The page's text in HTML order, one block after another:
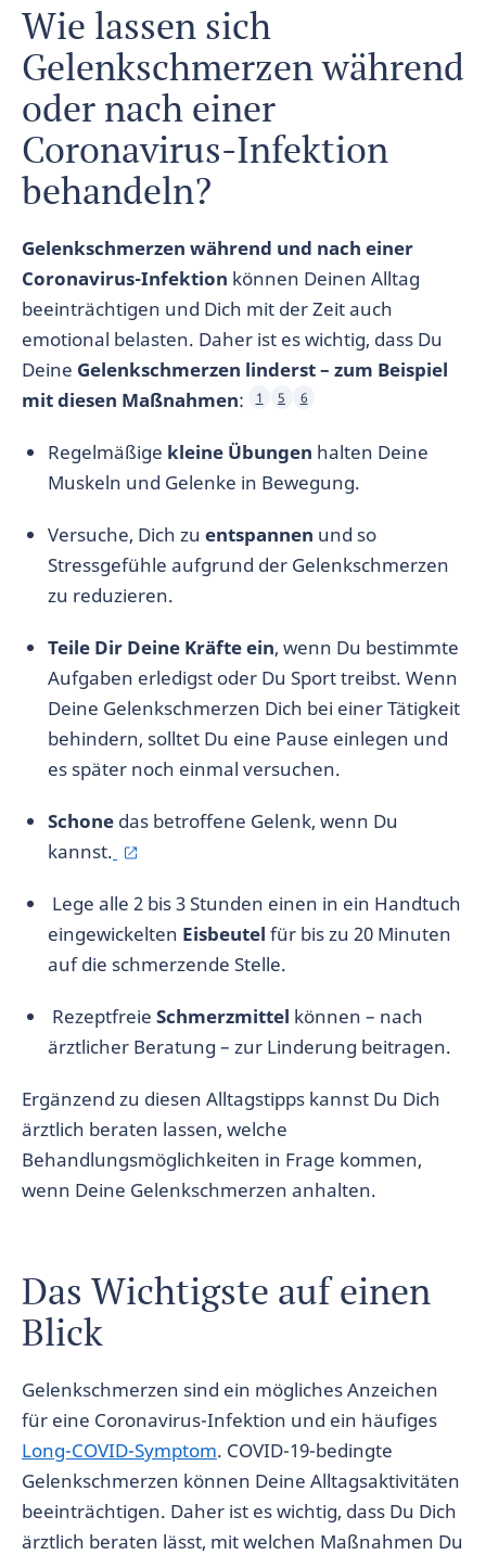
Wie lassen sich
Gelenkschmerzen während
oder nach einer
Coronavirus-Infektion
behandeln?
Gelenkschmerzen während und nach einer
Coronavirus-Infektion können Deinen Alltag
beeinträchtigen und Dich mit der Zeit auch
emotional belasten. Daher ist es wichtig, dass Du
Deine Gelenkschmerzen linderst – zum Beispiel
mit diesen Maßnahmen: 1 5 6
Regelmäßige kleine Übungen halten Deine
Muskeln und Gelenke in Bewegung.
Versuche, Dich zu entspannen und so
Stressgefühle aufgrund der Gelenkschmerzen
zu reduzieren.
Teile Dir Deine Kräfte ein, wenn Du bestimmte
Aufgaben erledigst oder Du Sport treibst. Wenn
Deine Gelenkschmerzen Dich bei einer Tätigkeit
behindern, solltet Du eine Pause einlegen und
es später noch einmal versuchen.
Schone das betroffene Gelenk, wenn Du
kannst.
Lege alle 2 bis 3 Stunden einen in ein Handtuch
eingewickelten Eisbeutel für bis zu 20 Minuten
auf die schmerzende Stelle.
Rezeptfreie Schmerzmittel können – nach
ärztlicher Beratung – zur Linderung beitragen.
Ergänzend zu diesen Alltagstipps kannst Du Dich
ärztlich beraten lassen, welche
Behandlungsmöglichkeiten in Frage kommen,
wenn Deine Gelenkschmerzen anhalten.
Das Wichtigste auf einen
Blick
Gelenkschmerzen sind ein mögliches Anzeichen
für eine Coronavirus-Infektion und ein häufiges
Long-COVID-Symptom. COVID-19-bedingte
Gelenkschmerzen können Deine Alltagsaktivitäten
beeinträchtigen. Daher ist es wichtig, dass Du Dich
ärztlich beraten lässt, mit welchen Maßnahmen Du